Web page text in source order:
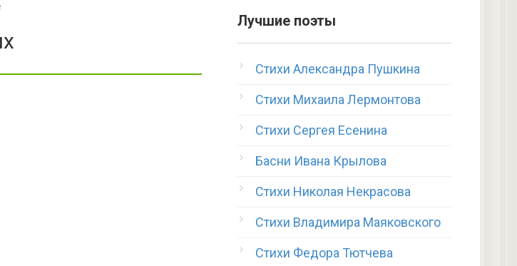
Лучшие поэты
Стихи Александра Пушкина
Стихи Михаила Лермонтова
Стихи Сергея Есенина
Басни Ивана Крылова
Стихи Николая Некрасова
Стихи Владимира Маяковского
Стихи Федора Тютчева